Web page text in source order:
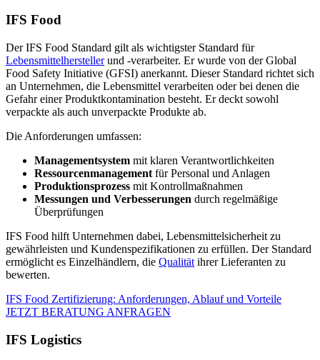
IFS Food
Der IFS Food Standard gilt als wichtigster Standard für
Lebensmittelherstellerund -verarbeiter. Er wurde von der Global
Food Safety Initiative (GFSI) anerkannt. Dieser Standard richtet sich
an Unternehmen, die Lebensmittel verarbeiten oder bei denen die
Gefahr einer Produktkontamination besteht. Er deckt sowohl
verpackte als auch unverpackte Produkte ab.
Die Anforderungen umfassen:
Managementsystem mit klaren Verantwortlichkeiten
Ressourcenmanagement für Personal und Anlagen
Produktionsprozess mit Kontrollmaßnahmen
Messungen und Verbesserungen durch regelmäßige
Überprüfungen
IFS Food hilft Unternehmen dabei, Lebensmittelsicherheit zu
gewährleisten und Kundenspezifikationen zu erfüllen. Der Standard
ermöglicht es Einzelhändlern, die Qualität ihrer Lieferanten zu
bewerten.
IFS Food Zertifizierung: Anforderungen, Ablauf und Vorteile
JETZT BERATUNG ANFRAGEN
IFS Logistics